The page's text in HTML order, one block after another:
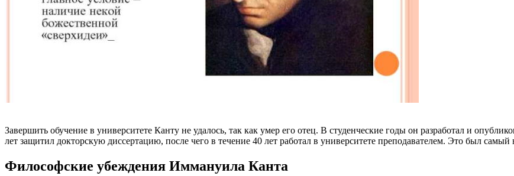
Завершить обучение в университете Канту не удалось, так как умер его отец. В студенческие годы он разработал и
лет защитил докторскую диссертацию, после чего в течение 40 лет работал в университете преподавателем. Это был
Философские убеждения Иммануила Канта